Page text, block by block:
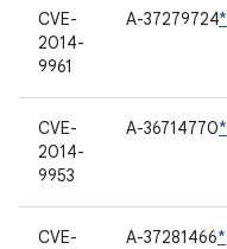
CVE-
2014-
9961
A-37279724*
CVE-
2014-
9953
A-36714770*
CVE-
A-37281466*